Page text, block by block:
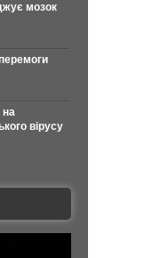
мозок
на
вірусу